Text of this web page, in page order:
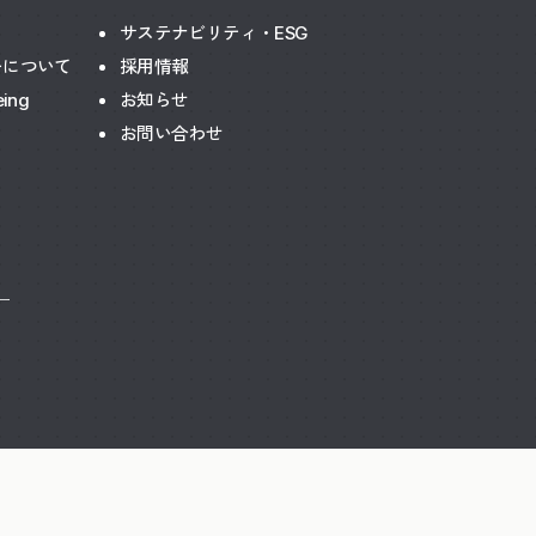
ついて
サステナビリティ・ESG
採用情報
お知らせ
お問い合わせ